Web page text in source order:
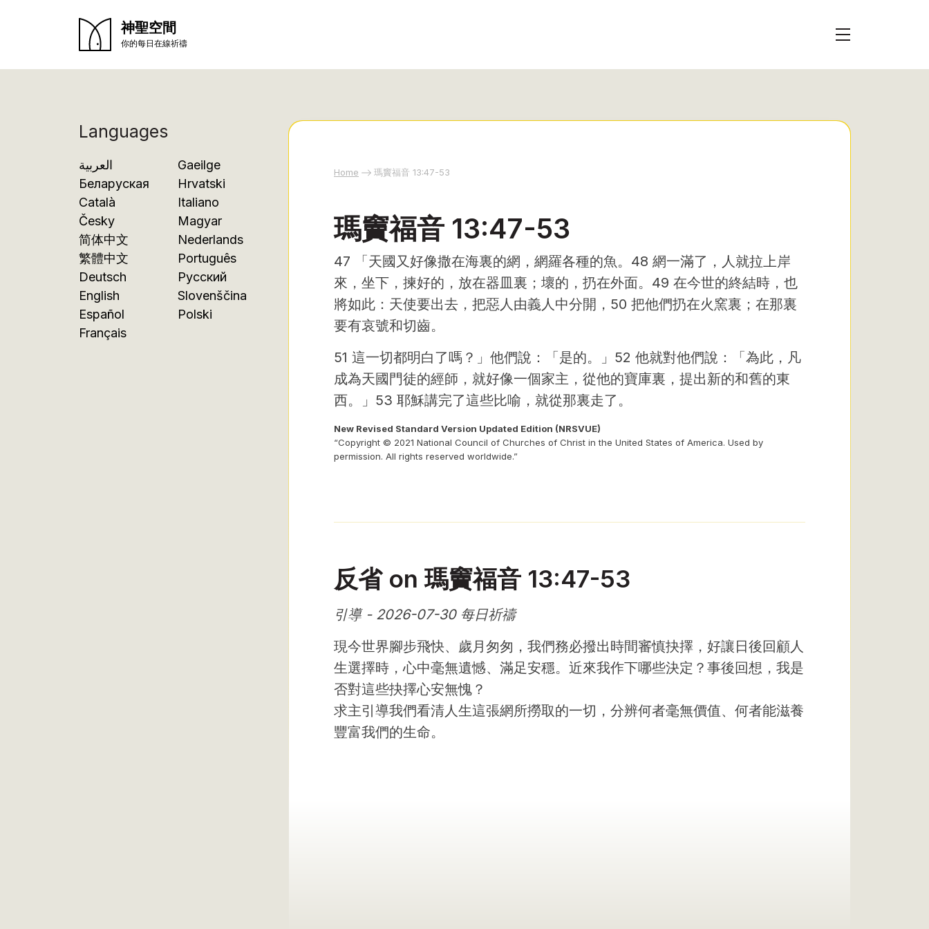
神聖空間
你的每日在線祈禱
Languages
العربية
Беларуская
Català
Česky
简体中文
繁體中文
Deutsch
English
Español
Français
Gaeilge
Hrvatski
Italiano
Magyar
Nederlands
Português
Русский
Slovenščina
Polski
Home 瑪竇福音 13:47-53
瑪竇福音 13:47-53
47 「天國又好像撒在海裏的網，網羅各種的魚。48 網一滿了，人就拉上岸
來，坐下，揀好的，放在器皿裏；壞的，扔在外面。49 在今世的終結時，也
將如此：天使要出去，把惡人由義人中分開，50 把他們扔在火窯裏；在那裏
要有哀號和切齒。
51 這一切都明白了嗎？」他們說：「是的。」52 他就對他們說：「為此，凡
成為天國門徒的經師，就好像一個家主，從他的寶庫裏，提出新的和舊的東
西。」53 耶穌講完了這些比喻，就從那裏走了。
New Revised Standard Version Updated Edition (NRSVUE)
“Copyright © 2021 National Council of Churches of Christ in the United States of America. Used by
permission. All rights reserved worldwide.”
反省 on 瑪竇福音 13:47-53
引導 - 2026-07-30 每日祈禱
現今世界腳步飛快、歲月匆匆，我們務必撥出時間審慎抉擇，好讓日後回顧人
生選擇時，心中毫無遺憾、滿足安穩。近來我作下哪些決定？事後回想，我是
否對這些抉擇心安無愧？
求主引導我們看清人生這張網所撈取的一切，分辨何者毫無價值、何者能滋養
豐富我們的生命。